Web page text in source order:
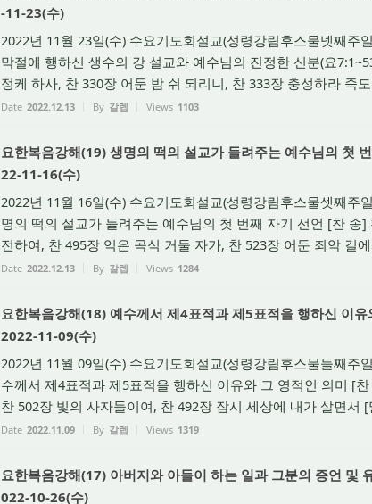
-11-23(수)
2022년 11월 23일(수) 수요기도회설교(성령강림후스물넷째주
막절에 행하신 생수의 강 설교와 예수님의 진정한 신분(요
정케 하사, 찬 330장 어둔 밤 쉬 되리니, 찬 333장 충성하라 죽
Date 2022.12.13 By 갈렙 Views 1103
요한복음강해(19) 생명의 떡의 설교가 들려주는 예수님의 첫
22-11-16(수)
2022년 11월 16일(수) 수요기도회설교(성령강림후스물셋째주
명의 떡의 설교가 들려주는 예수님의 첫 번째 자기 선언 [찬 송
전하여, 찬 495장 익은 곡식 거둘 자가, 찬 523장 어둔 죄악 길
Date 2022.12.13 By 갈렙 Views 1284
요한복음강해(18) 예수께서 제4표적과 제5표적을 행하신 이유
2022-11-09(수)
2022년 11월 09일(수) 수요기도회설교(성령강림후스물둘째주
수께서 제4표적과 제5표적을 행하신 이유와 그 영적인 의미 [
찬 502장 빛의 사자들이여, 찬 492장 잠시 세상에 내가 살면서 [
Date 2022.11.09 By 갈렙 Views 1319
요한복음강해(17) 아버지와 아들이 하는 일과 그분의 증언 및
022-10-26(수)